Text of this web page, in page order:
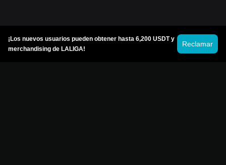
¡Los nuevos usuarios pueden obtener hasta 6,200 USDT y
merchandising de LALIGA!
Reclamar